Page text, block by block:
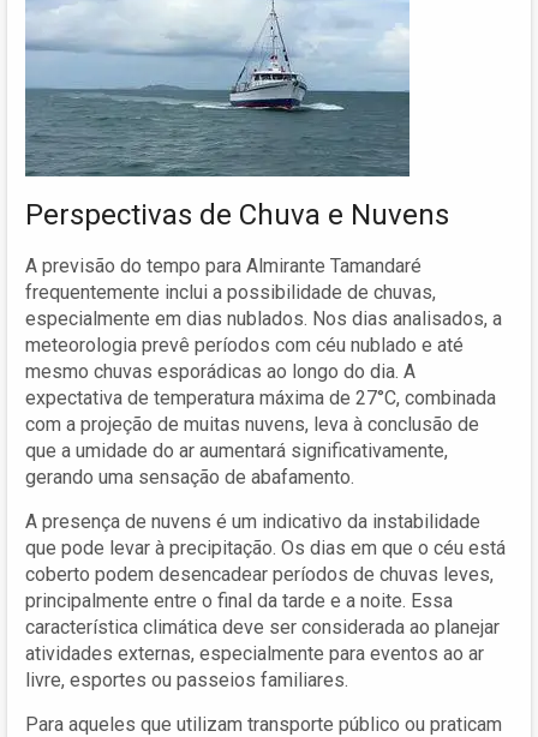
Perspectivas de Chuva e Nuvens
A previsão do tempo para Almirante Tamandaré
frequentemente inclui a possibilidade de chuvas,
especialmente em dias nublados. Nos dias analisados, a
meteorologia prevê períodos com céu nublado e até
mesmo chuvas esporádicas ao longo do dia. A
expectativa de temperatura máxima de 27°C, combinada
com a projeção de muitas nuvens, leva à conclusão de
que a umidade do ar aumentará significativamente,
gerando uma sensação de abafamento.
A presença de nuvens é um indicativo da instabilidade
que pode levar à precipitação. Os dias em que o céu está
coberto podem desencadear períodos de chuvas leves,
principalmente entre o final da tarde e a noite. Essa
característica climática deve ser considerada ao planejar
atividades externas, especialmente para eventos ao ar
livre, esportes ou passeios familiares.
Para aqueles que utilizam transporte público ou praticam